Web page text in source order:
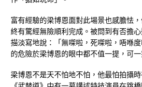
富有經驗的梁博恩面對此場景也感膽怯
終有驚經無險順利完成。被問到有否擔
描淡寫地說：「無㗎啦，死㗎啦，唔喺
的危險於梁博恩的眼中都不值一提，可一
梁博恩不是天不怕地不怕，他最怕拍攝